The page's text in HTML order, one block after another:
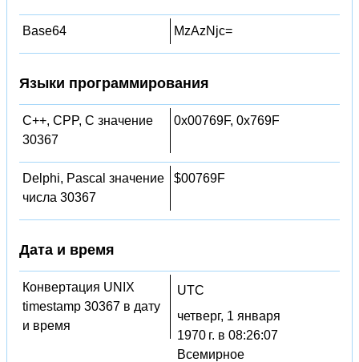
Base64 MzAzNjc=
Языки программирования
C++, CPP, C значение
30367
0x00769F, 0x769F
Delphi, Pascal значение
числа 30367
$00769F
Дата и время
Конвертация UNIX
timestamp 30367 в дату
и время
UTC
четверг, 1 января
1970 г. в 08:26:07
Всемирное